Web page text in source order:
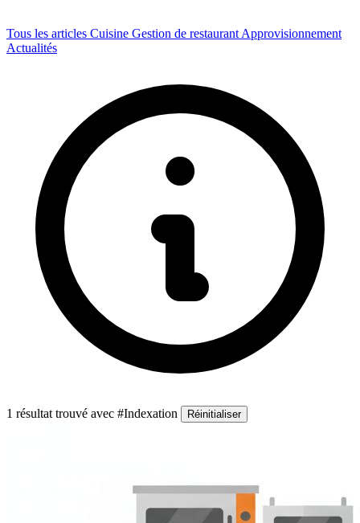
Tous les articles Cuisine Gestion de restaurant Approvisionnement
Actualités
1 résultat trouvé avec #Indexation Réinitialiser